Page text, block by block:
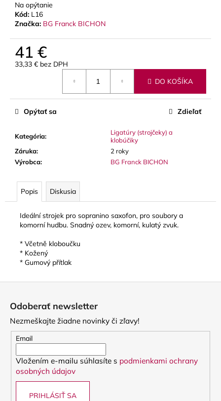
Na opýtanie
Kód: L16
Značka: BG Franck BICHON
41 €
33,33 € bez DPH
DO KOŠÍKA
Kategória:
Ligatúry (strojčeky) a
klobúčiky
Záruka:
2 roky
Výrobca: BG Franck BICHON
Opýtať sa Zdieľať
Popis Diskusia
Ideální strojek pro sopranino saxofon, pro soubory a
komorní hudbu. Snadný ozev, komorní, kulatý zvuk.
* Včetně kloboučku
* Kožený
* Gumový přítlak
O
p
o
č
a
VANDOREN
CUT
PLÁTKY
NA
ALT
SAXOFÓN
Odoberať newsletter
Nezmeškajte žiadne novinky či zľavy!
Email
Vložením e-mailu súhlasíte s podmienkami ochrany
osobných údajov
PRIHLÁSIŤ SA